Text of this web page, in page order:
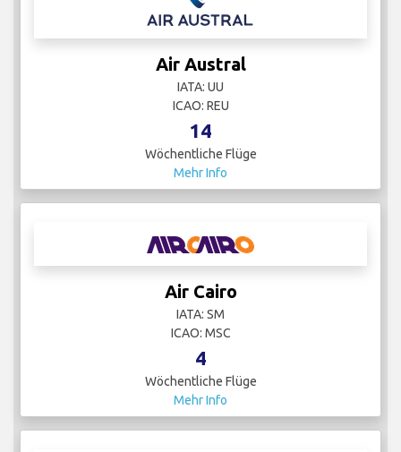
Air Austral
IATA: UU
ICAO: REU
14
Wöchentliche Flüge
Mehr Info
Air Cairo
IATA: SM
ICAO: MSC
4
Wöchentliche Flüge
Mehr Info